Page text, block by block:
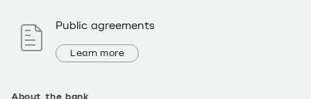
Public agreements
Learn more